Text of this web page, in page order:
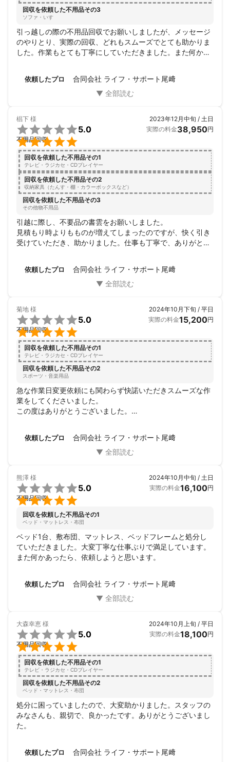
回収を依頼した不用品その3
ソファ・いす
引っ越しの際の不用品回収でお願いしましたが、メッセージ
のやりとり、実際の回収、どれもスムーズでとても助かりま
した。作業もとても丁寧にしていただきました。また何かあ
依頼したプロ 合同会社 ライフ・サポート尾﨑
椙下 様


5.0
不用品回収
2023年12月中旬 / 土日
実際の料金38,950円
回収を依頼した不用品その1
テレビ・ラジカセ・CDプレイヤー
回収を依頼した不用品その2
収納家具（たんす・棚・カラーボックスなど）
回収を依頼した不用品その3
その他物不用品
引越に際し、不要品の書雲をお願いしました。
見積もり時よりもものが増えてしまったのですが、快く引き
受けていただき、助かりました。仕事も丁寧で、ありがとう
依頼したプロ 合同会社 ライフ・サポート尾﨑
菊地 様


5.0
不用品回収
2024年10月下旬 / 平日
実際の料金15,200円
回収を依頼した不用品その1
テレビ・ラジカセ・CDプレイヤー
回収を依頼した不用品その2
スポーツ・音楽用品
急な作業日変更依頼にも関わらず快諾いただきスムーズな作
業をしてくださいました。
この度はありがとうございました。
依頼したプロ 合同会社 ライフ・サポート尾﨑
熊澤 様


5.0
不用品回収
2024年10月中旬 / 土日
実際の料金16,100円
回収を依頼した不用品その1
ベッド・マットレス・布団
ベッド1台、敷布団、マットレス、ベッドフレームと処分し
ていただきました。大変丁寧な仕事ぶりで満足しています。
また何かあったら、依頼しようと思います。
依頼したプロ 合同会社 ライフ・サポート尾﨑
大森幸恵 様


5.0
不用品回収
2024年10月上旬 / 平日
実際の料金18,100円
回収を依頼した不用品その1
テレビ・ラジカセ・CDプレイヤー
回収を依頼した不用品その2
ベッド・マットレス・布団
処分に困っていましたので、大変助かりました。スタッフの
みなさんも、親切で、良かったです。ありがとうございまし
た。
依頼したプロ 合同会社 ライフ・サポート尾﨑